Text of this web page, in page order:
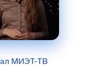
МИЭТ-ТВ